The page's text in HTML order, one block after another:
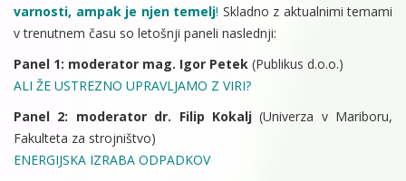
varnosti, ampak je njen temelj! Skladno z aktualnimi temami
v trenutnem času so letošnji paneli naslednji:
Panel 1: moderator mag. Igor Petek (Publikus d.o.o.)
ALI ŽE USTREZNO UPRAVLJAMO Z VIRI?
Panel 2: moderator dr. Filip Kokalj(Univerza v Mariboru,
Fakulteta za strojništvo)
ENERGIJSKA IZRABA ODPADKOV